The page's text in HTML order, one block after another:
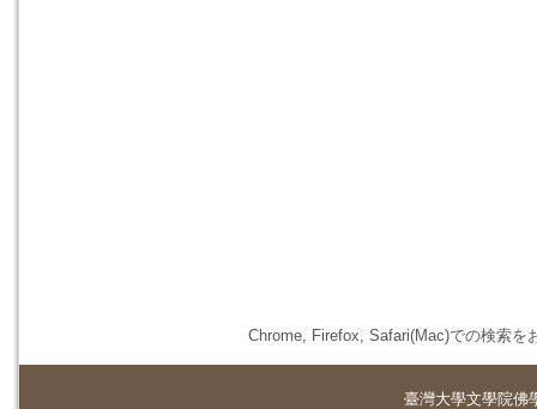
Chrome, Firefox, Safari(Mac)での検索を
臺灣大學文學院佛